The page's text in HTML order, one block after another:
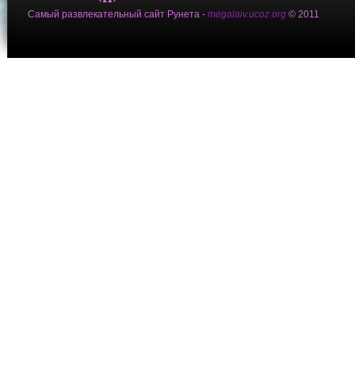
Самый развлекательный сайт Рунета - megalaiv.ucoz.org © 2011